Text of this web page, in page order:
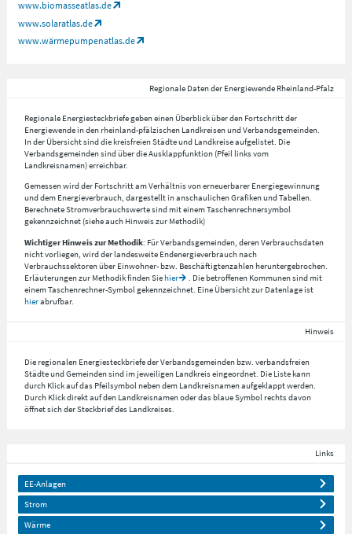
www.biomasseatlas.de
www.solaratlas.de
www.wärmepumpenatlas.de
Regionale Daten der Energiewende Rheinland-Pfalz
Regionale Energiesteckbriefe geben einen Überblick über den Fortschritt der
Energiewende in den rheinland-pfälzischen Landkreisen und Verbandsgemeinden.
In der Übersicht sind die kreisfreien Städte und Landkreise aufgelistet. Die
Verbandsgemeinden sind über die Ausklappfunktion (Pfeil links vom
Landkreisnamen) erreichbar.
Gemessen wird der Fortschritt am Verhältnis von erneuerbarer Energiegewinnung
und dem Energieverbrauch, dargestellt in anschaulichen Grafiken und Tabellen.
Berechnete Stromverbrauchswerte sind mit einem Taschenrechnersymbol
gekennzeichnet (siehe auch Hinweis zur Methodik)
Wichtiger Hinweis zur Methodik: Für Verbandsgemeinden, deren Verbrauchsdaten
nicht vorliegen, wird der landesweite Endenergieverbrauch nach
Verbrauchssektoren über Einwohner- bzw. Beschäftigtenzahlen heruntergebrochen.
Erläuterungen zur Methodik finden Siehier
. Die betroffenen Kommunen sind mit
einem Taschenrechner-Symbol gekennzeichnet. Eine Übersicht zur Datenlage ist
hierabrufbar.
Hinweis
Die regionalen Energiesteckbriefe der Verbandsgemeinden bzw. verbandsfreien
Städte und Gemeinden sind im jeweiligen Landkreis eingeordnet. Die Liste kann
durch Klick auf das Pfeilsymbol neben dem Landkreisnamen aufgeklappt werden.
Durch Klick direkt auf den Landkreisnamen oder das blaue Symbol rechts davon
öffnet sich der Steckbrief des Landkreises.
Links
EE-Anlagen
Strom
Wärme